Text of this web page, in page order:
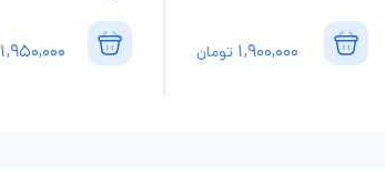
1,900,000 تومان 1,950,000